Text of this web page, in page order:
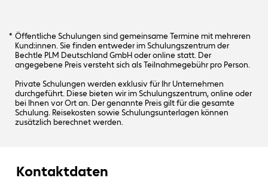
Öffentliche Schulungen sind gemeinsame Termine mit mehreren
Kund:innen. Sie finden entweder im Schulungszentrum der
Bechtle PLM Deutschland GmbH oder online statt. Der
angegebene Preis versteht sich als Teilnahmegebühr pro Person.
Private Schulungen werden exklusiv für Ihr Unternehmen
durchgeführt. Diese bieten wir im Schulungszentrum, online oder
bei Ihnen vor Ort an. Der genannte Preis gilt für die gesamte
Schulung. Reisekosten sowie Schulungsunterlagen können
zusätzlich berechnet werden.
Kontaktdaten